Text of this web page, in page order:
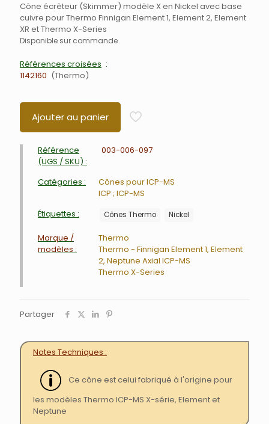
Cône écrêteur (Skimmer) modèle X en Nickel avec base
cuivre pour Thermo Finnigan Element 1, Element 2, Element
XR et Thermo X-Series
Disponible sur commande
Références croisées
1142160
Thermo
Ajouter au panier
Référence
(UGS / SKU) :
003-006-097
Catégories :
Cônes pour ICP-MS
ICP ; ICP-MS
Étiquettes :
Cônes Thermo Nickel
Marque /
modèles :
Thermo
Thermo - Finnigan Element 1, Element
2, Neptune Axial ICP-MS
Thermo X-Series
Partager
Notes Techniques
Ce cône est celui fabriqué à l'origine pour
les modèles Thermo ICP-MS X-série, Element et
Neptune